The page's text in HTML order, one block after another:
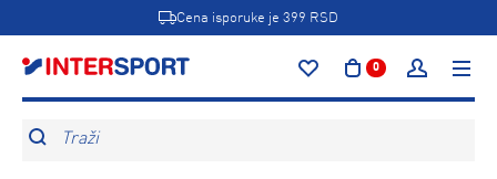
Cena isporuke je 399 RSD
0
Traži